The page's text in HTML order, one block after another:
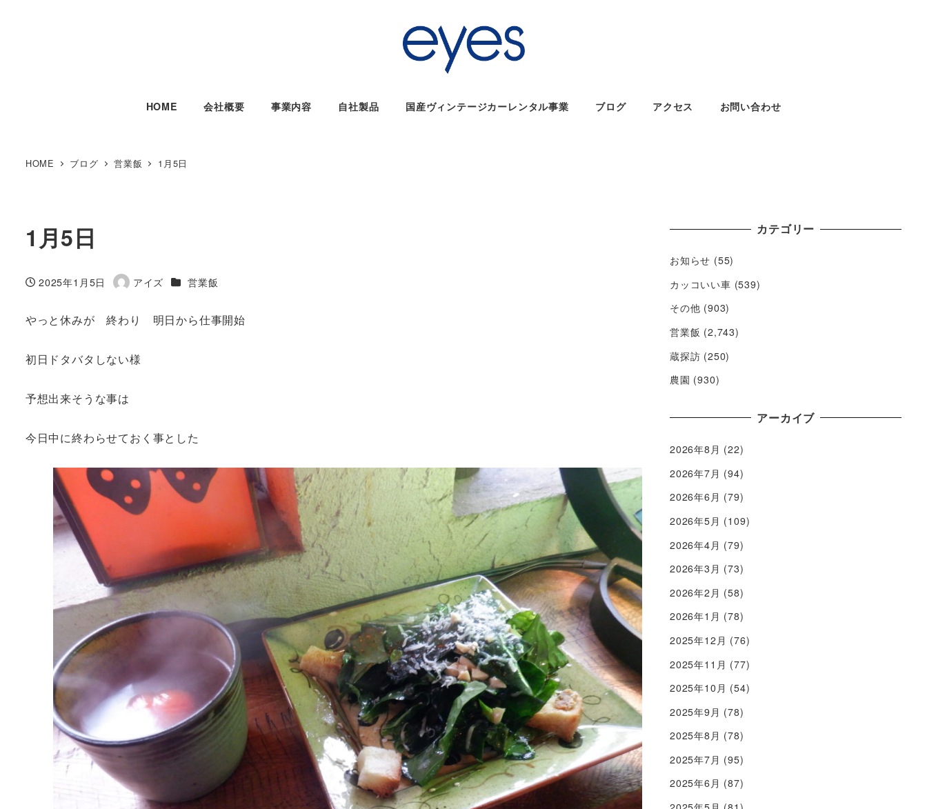
HOME 会社概要 事業内容 自社製品 国産ヴィンテージカーレンタル事業 ブログ アクセス お問い合わせ
HOME ブログ 営業飯 1月5日
1月5日
投稿日
2025年1月5日
著
アイズ カテゴリー
営業飯
やっと休みが 終わり 明日から仕事開始
初日ドタバタしない様
予想出来そうな事は
今日中に終わらせておく事とした
カテゴリー
お知らせ (55)
カッコいい車 (539)
その他 (903)
営業飯 (2,743)
蔵探訪 (250)
農園 (930)
アーカイブ
2026年8月 (22)
2026年7月 (94)
2026年6月 (79)
2026年5月 (109)
2026年4月 (79)
2026年3月 (73)
2026年2月 (58)
2026年1月 (78)
2025年12月 (76)
2025年11月 (77)
2025年10月 (54)
2025年9月 (78)
2025年8月 (78)
2025年7月 (95)
2025年6月 (87)